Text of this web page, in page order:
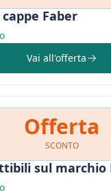
Faber
Vai all'offerta
Offerta
SCONTO
sul marchio